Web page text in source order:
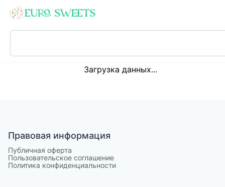
Loading...
Загрузка данных...
Правовая информация
Публичная оферта
Пользовательское соглашение
Политика конфиденциальности